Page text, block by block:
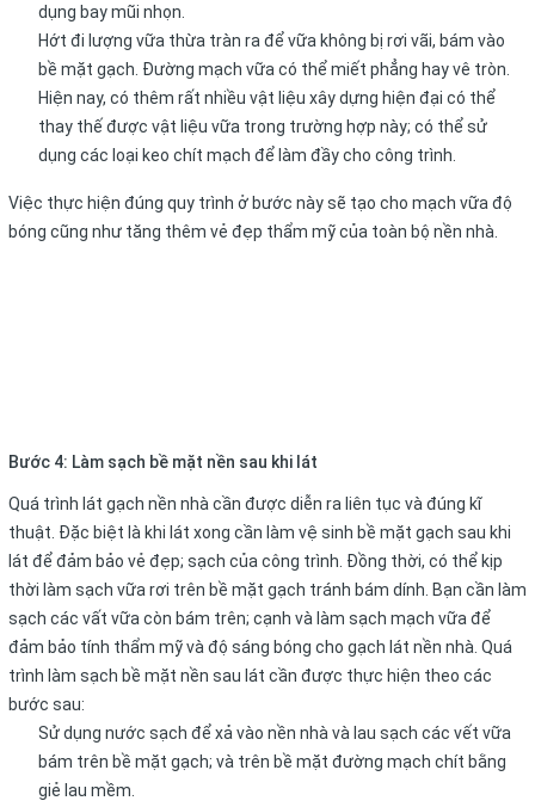
dụng bay mũi nhọn.
Hớt đi lượng vữa thừa tràn ra để vữa không bị rơi vãi, bám vào
bề mặt gạch. Đường mạch vữa có thể miết phẳng hay vê tròn.
Hiện nay, có thêm rất nhiều vật liệu xây dựng hiện đại có thể
thay thế được vật liệu vữa trong trường hợp này; có thể sử
dụng các loại keo chít mạch để làm đầy cho công trình.
Việc thực hiện đúng quy trình ở bước này sẽ tạo cho mạch vữa độ
bóng cũng như tăng thêm vẻ đẹp thẩm mỹ của toàn bộ nền nhà.
Bước 4: Làm sạch bề mặt nền sau khi lát
Quá trình lát gạch nền nhà cần được diễn ra liên tục và đúng kĩ
thuật. Đặc biệt là khi lát xong cần làm vệ sinh bề mặt gạch sau khi
lát để đảm bảo vẻ đẹp; sạch của công trình. Đồng thời, có thể kịp
thời làm sạch vữa rơi trên bề mặt gạch tránh bám dính. Bạn cần làm
sạch các vất vữa còn bám trên; cạnh và làm sạch mạch vữa để
đảm bảo tính thẩm mỹ và độ sáng bóng cho gạch lát nền nhà. Quá
trình làm sạch bề mặt nền sau lát cần được thực hiện theo các
bước sau:
Sử dụng nước sạch để xả vào nền nhà và lau sạch các vết vữa
bám trên bề mặt gạch; và trên bề mặt đường mạch chít bằng
giẻ lau mềm.